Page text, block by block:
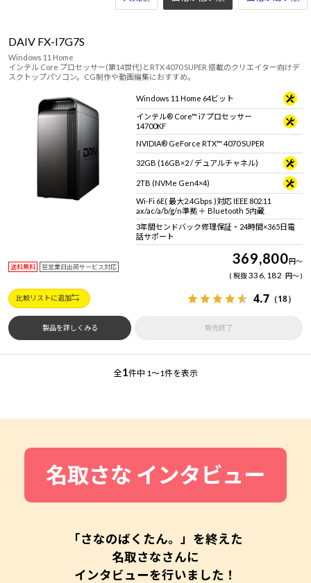
DAIV FX-I7G7S
Windows 11 Home
インテル Core プロセッサー(第14世代)とRTX 4070 SUPER 搭載のクリエイター向けデ
スクトップパソコン。CG制作や動画編集におすすめ。
Windows 11 Home 64ビット
インテル® Core™ i7 プロセッサー
14700KF
NVIDIA® GeForce RTX™ 4070 SUPER
32GB (16GB×2 / デュアルチャネル)
2TB (NVMe Gen4×4)
Wi-Fi 6E( 最大2.4Gbps )対応 IEEE 802.11
ax/ac/a/b/g/n準拠 ＋ Bluetooth 5内蔵
3年間センドバック修理保証・24時間×365日電
話サポート
送料無料 翌営業日出荷サービス対応 369,800円～
税抜336,182 円～
比較リストに追加 4.7 （18）
製品を詳しくみる 販売終了
全1件中 1～1件を表示
名取さな インタビュー
「さなのばくたん。」を終えた
名取さなさんに
インタビューを行いました！